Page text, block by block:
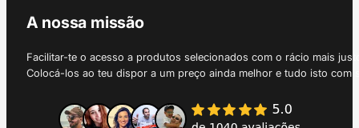
A nossa missão
Facilitar-te o acesso a produtos selecionados com o rácio mais
Colocá-los ao teu dispor a um preço ainda melhor e tudo isto